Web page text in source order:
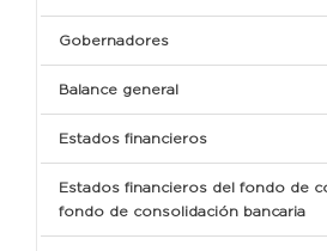
Gobernadores
Balance general
Estados financieros
Estados financieros del fondo de
fondo de consolidación bancaria